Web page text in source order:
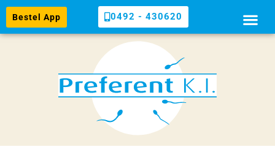
Bestel App 0492 - 430620